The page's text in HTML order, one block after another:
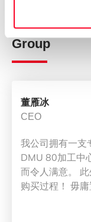
Opiniones
comprado
Group
董雁冰
CEO
我公司拥有一支
DMU 80加工中
而令人满意。
购买过程！ 毋